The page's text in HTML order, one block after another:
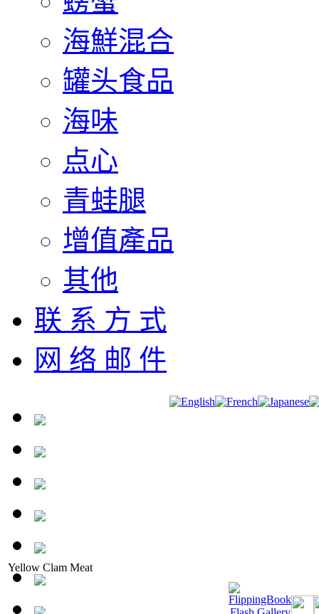
海鮮混合
罐头食品
海味
点心
青蛙腿
增值產品
其他
联 系 方 式
网 络 邮 件
Yellow Clam Meat